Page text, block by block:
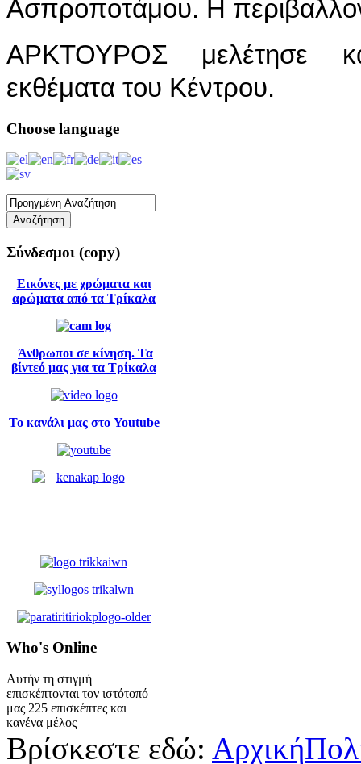
Ασπροποτάμου. Η
ΑΡΚΤΟΥΡΟΣ μελέτησε
εκθέματα του Κέντρου.
Choose language
Σύνδεσμοι (copy)
Εικόνες με χρώματα και
αρώματα από τα Τρίκαλα
Άνθρωποι σε κίνηση. Τα
βίντεό μας για τα Τρίκαλα
Το κανάλι μας στο Youtube
Who's Online
Αυτήν τη στιγμή
επισκέπτονται τον ιστότοπό
μας 225 επισκέπτες και
κανένα μέλος
Βρίσκεστε εδώ: Αρχική